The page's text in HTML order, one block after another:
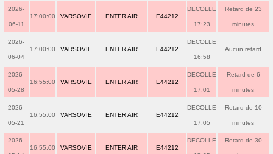
2026-
06-11
17:00:00 VARSOVIE ENTER AIR E44212
DECOLLE
17:23
Retard de 23
minutes
2026-
06-04
17:00:00 VARSOVIE ENTER AIR E44212
DECOLLE
16:58
Aucun retard
2026-
05-28
16:55:00 VARSOVIE ENTER AIR E44212
DECOLLE
17:01
Retard de 6
minutes
2026-
05-21
16:55:00 VARSOVIE ENTER AIR E44212
DECOLLE
17:05
Retard de 10
minutes
2026-
16:55:00 VARSOVIE ENTER AIR E44212
DECOLLE Retard de 30